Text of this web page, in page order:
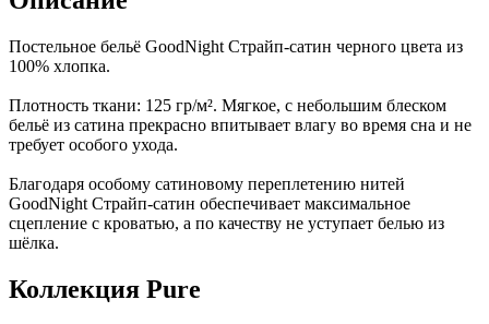
Постельное бельё GoodNight Страйп-сатин черного цвета из
100% хлопка.
Плотность ткани: 125 гр/м². Мягкое, с небольшим блеском
бельё из сатина прекрасно впитывает влагу во время сна и не
требует особого ухода.
Благодаря особому сатиновому переплетению нитей
GoodNight Страйп-сатин обеспечивает максимальное
сцепление с кроватью, а по качеству не уступает белью из
шёлка.
Коллекция Pure